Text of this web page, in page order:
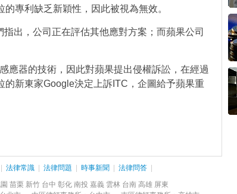
專利缺乏新穎性，因此被視為無效。
出，公司正在評估其他應對方案；而蘋果公司
應器的技術，因此對蘋果提出侵權訴訟，在經過
新東家Google決定上訴ITC，企圖給予蘋果重
法律常識 法律問題 時事新聞 法律問答
苗栗 新竹 台中 彰化 南投 嘉義 雲林 台南 高雄 屏東